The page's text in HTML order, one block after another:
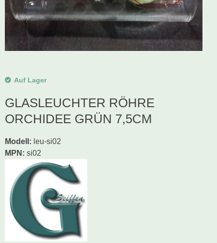
Auf Lager
GLASLEUCHTER RÖHRE
ORCHIDEE GRÜN 7,5CM
Modell : leu-si02
MPN: si02